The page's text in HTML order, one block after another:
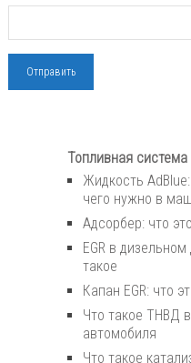
Топливная система
Жидкость
чего нужно в
Адсорбер: что
EGR в дизельном
такое
Капан EGR: что
Что такое ТНВД
автомобиля
Что такое